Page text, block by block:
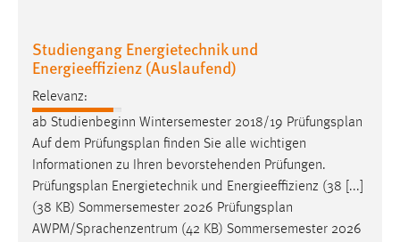
Studiengang Energietechnik und
Energieeffizienz (Auslaufend)
Relevanz:
ab Studienbeginn Wintersemester 2018/19 Prüfungsplan
Auf dem Prüfungsplan finden Sie alle wichtigen
Informationen zu Ihren bevorstehenden Prüfungen.
Prüfungsplan Energietechnik und Energieeffizienz (38 [...]
(38 KB) Sommersemester 2026 Prüfungsplan
AWPM/Sprachenzentrum (42 KB) Sommersemester 2026
Cookie Laufzeit:
3 Monate
Facebook Pixel
Name:
Anbieter:
Facebook